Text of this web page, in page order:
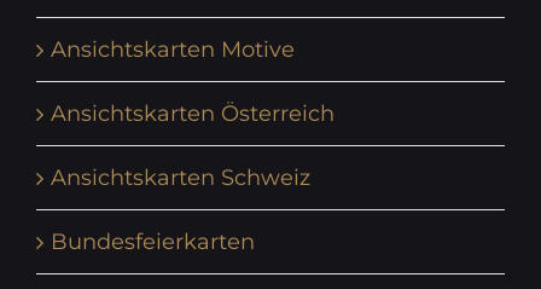
Ansichtskarten Motive
Ansichtskarten Österreich
Ansichtskarten Schweiz
Bundesfeierkarten